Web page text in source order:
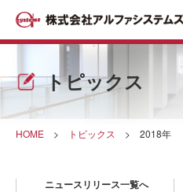
トピックス
HOME > トピックス > 2018年
ニュースリリース一覧へ